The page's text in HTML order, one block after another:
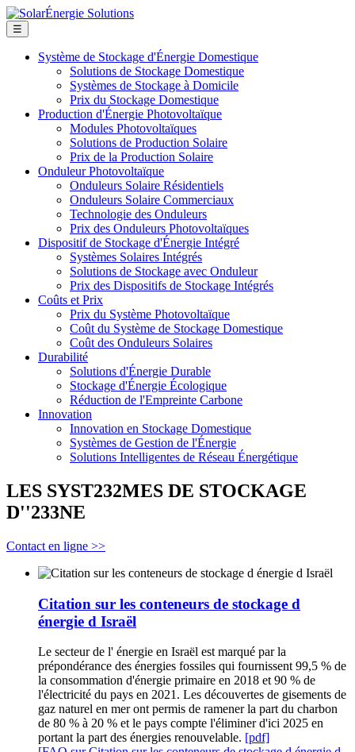
☰
Système de Stockage d'Énergie Domestique
Solutions de Stockage Domestique
Systèmes de Stockage à Domicile
Prix du Stockage Domestique
Production d'Énergie Photovoltaïque
Modules Photovoltaïques
Solutions de Production Solaire
Prix de la Production Solaire
Onduleur Photovoltaïque
Onduleurs Solaire Résidentiels
Onduleurs Solaire Commerciaux
Technologie des Onduleurs
Prix des Onduleurs Photovoltaïques
Dispositif de Stockage d'Énergie Intégré
Systèmes Solaires Intégrés
Solutions de Stockage avec Onduleur
Prix des Dispositifs de Stockage Intégrés
Coûts et Prix
Prix du Système Photovoltaïque
Coût du Système de Stockage Domestique
Coût des Onduleurs Solaires
Durabilité
Solutions d'Énergie Durable
Stockage d'Énergie Écologique
Réduction de l'Empreinte Carbone
Innovation
Innovation en Stockage Domestique
Systèmes de Gestion de l'Énergie
Solutions Intelligentes de Réseau Énergétique
LES SYST232MES DE STOCKAGE
D''233NE
Contact en ligne >>
Citation sur les conteneurs de stockage d
énergie d Israël
Le secteur de l' énergie en Israël est marqué par la
prépondérance des énergies fossiles qui fournissent 99,5 % de
la consommation d'énergie primaire en 2018 et 90 % de
l'électricité du pays en 2021. Les découvertes de gisements de
gaz naturel en mer ont permis de ramener la part du charbon
de 80 % à 20 % et le pays compte l'éliminer d'ici 2025 en
portant la part des énergies renouvelable. [pdf]